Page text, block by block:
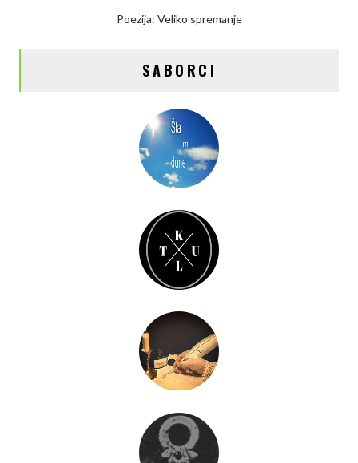
Poezija: Veliko spremanje
SABORCI